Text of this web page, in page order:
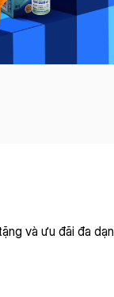
và ưu đãi đa